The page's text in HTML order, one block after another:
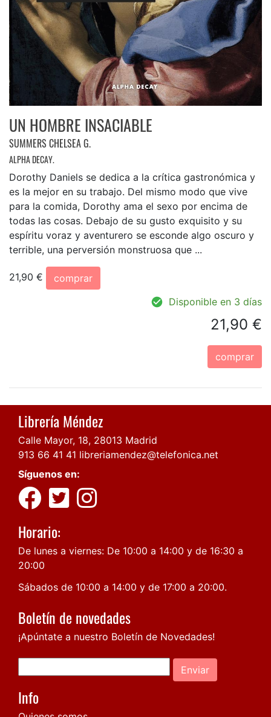
UN HOMBRE INSACIABLE
SUMMERS CHELSEA G.
ALPHA DECAY.
Dorothy Daniels se dedica a la crítica gastronómica y
es la mejor en su trabajo. Del mismo modo que vive
para la comida, Dorothy ama el sexo por encima de
todas las cosas. Debajo de su gusto exquisito y su
espíritu voraz y aventurero se esconde algo oscuro y
terrible, una perversión monstruosa que ...
21,90 €
comprar
Disponible en 3 días
21,90 €
comprar
Librería Méndez
Calle Mayor, 18, 28013 Madrid
913 66 41 41 libreriamendez@telefonica.net
Síguenos en:
Horario:
De lunes a viernes: De 10:00 a 14:00 y de 16:30 a
20:00
Sábados de 10:00 a 14:00 y de 17:00 a 20:00.
Boletín de novedades
¡Apúntate a nuestro Boletín de Novedades!
Enviar
Info